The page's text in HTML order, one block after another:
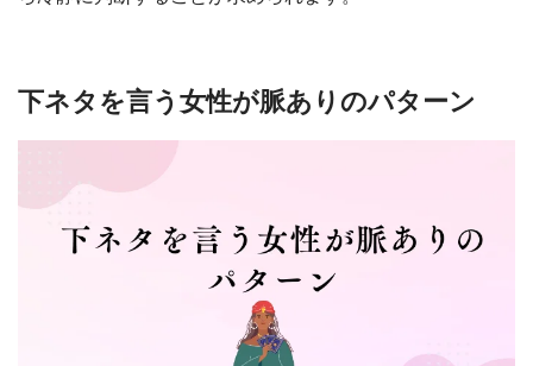
下ネタを言う女性が脈ありのパターン